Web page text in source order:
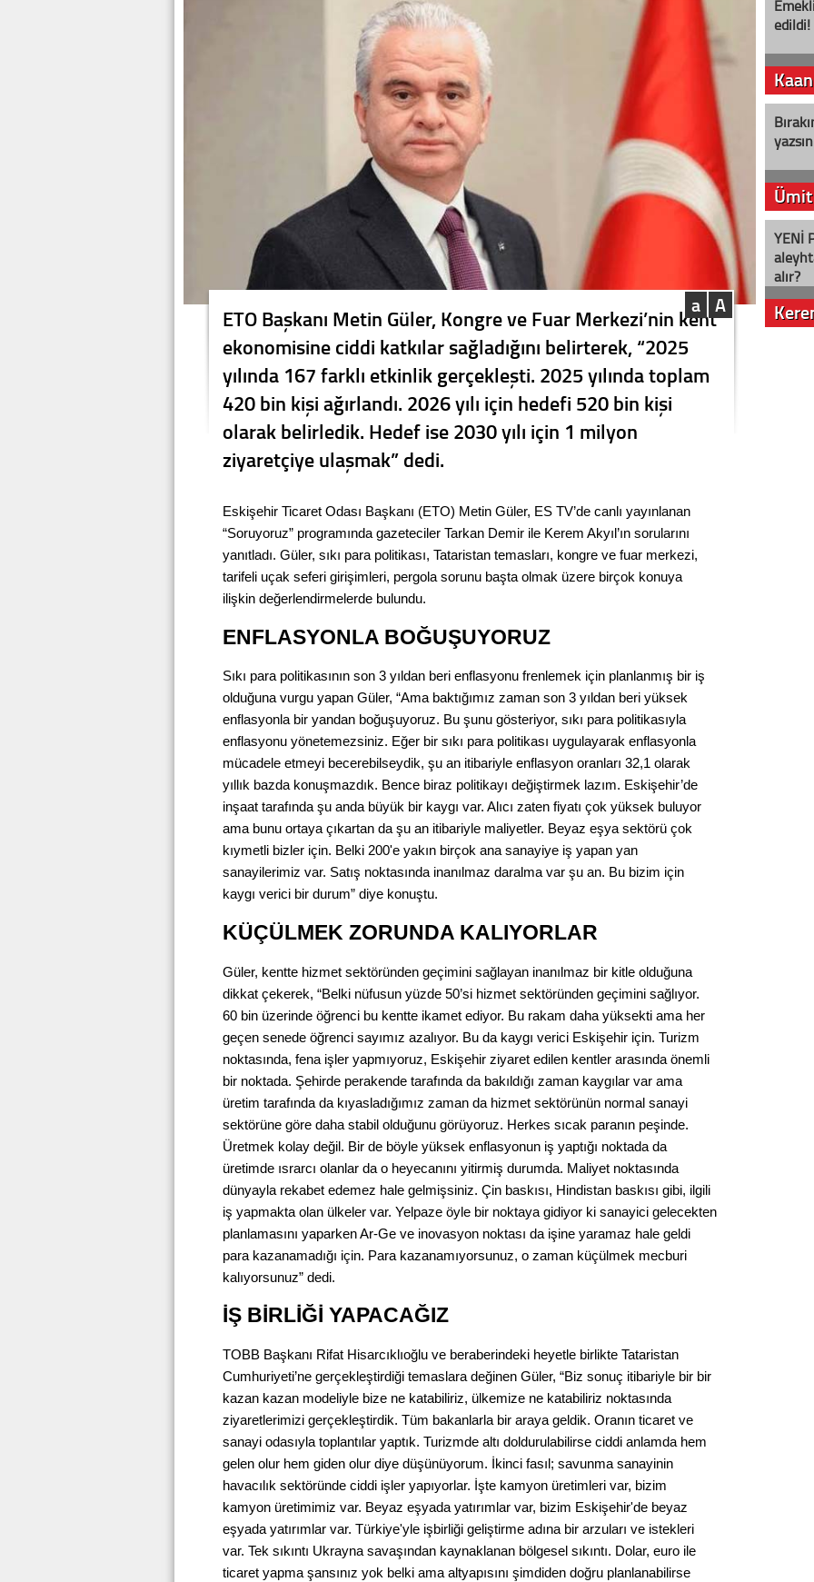
A
a
ETO Başkanı Metin Güler, Kongre ve Fuar Merkezi’nin kent
ekonomisine ciddi katkılar sağladığını belirterek, “2025
yılında 167 farklı etkinlik gerçekleşti. 2025 yılında toplam
420 bin kişi ağırlandı. 2026 yılı için hedefi 520 bin kişi
olarak belirledik. Hedef ise 2030 yılı için 1 milyon
ziyaretçiye ulaşmak” dedi.
Eskişehir Ticaret Odası Başkanı (ETO) Metin Güler, ES TV’de canlı yayınlanan
“Soruyoruz” programında gazeteciler Tarkan Demir ile Kerem Akyıl’ın sorularını
yanıtladı. Güler, sıkı para politikası, Tataristan temasları, kongre ve fuar merkezi,
tarifeli uçak seferi girişimleri, pergola sorunu başta olmak üzere birçok konuya
ilişkin değerlendirmelerde bulundu.
ENFLASYONLA BOĞUŞUYORUZ
Sıkı para politikasının son 3 yıldan beri enflasyonu frenlemek için planlanmış bir iş
olduğuna vurgu yapan Güler, “Ama baktığımız zaman son 3 yıldan beri yüksek
enflasyonla bir yandan boğuşuyoruz. Bu şunu gösteriyor, sıkı para politikasıyla
enflasyonu yönetemezsiniz. Eğer bir sıkı para politikası uygulayarak enflasyonla
mücadele etmeyi becerebilseydik, şu an itibariyle enflasyon oranları 32,1 olarak
yıllık bazda konuşmazdık. Bence biraz politikayı değiştirmek lazım. Eskişehir’de
inşaat tarafında şu anda büyük bir kaygı var. Alıcı zaten fiyatı çok yüksek buluyor
ama bunu ortaya çıkartan da şu an itibariyle maliyetler. Beyaz eşya sektörü çok
kıymetli bizler için. Belki 200'e yakın birçok ana sanayiye iş yapan yan
sanayilerimiz var. Satış noktasında inanılmaz daralma var şu an. Bu bizim için
kaygı verici bir durum” diye konuştu.
KÜÇÜLMEK ZORUNDA KALIYORLAR
Güler, kentte hizmet sektöründen geçimini sağlayan inanılmaz bir kitle olduğuna
dikkat çekerek, “Belki nüfusun yüzde 50’si hizmet sektöründen geçimini sağlıyor.
60 bin üzerinde öğrenci bu kentte ikamet ediyor. Bu rakam daha yüksekti ama her
geçen senede öğrenci sayımız azalıyor. Bu da kaygı verici Eskişehir için. Turizm
noktasında, fena işler yapmıyoruz, Eskişehir ziyaret edilen kentler arasında önemli
bir noktada. Şehirde perakende tarafında da bakıldığı zaman kaygılar var ama
üretim tarafında da kıyasladığımız zaman da hizmet sektörünün normal sanayi
sektörüne göre daha stabil olduğunu görüyoruz. Herkes sıcak paranın peşinde.
Üretmek kolay değil. Bir de böyle yüksek enflasyonun iş yaptığı noktada da
üretimde ısrarcı olanlar da o heyecanını yitirmiş durumda. Maliyet noktasında
dünyayla rekabet edemez hale gelmişsiniz. Çin baskısı, Hindistan baskısı gibi, ilgili
iş yapmakta olan ülkeler var. Yelpaze öyle bir noktaya gidiyor ki sanayici gelecekten
planlamasını yaparken Ar-Ge ve inovasyon noktası da işine yaramaz hale geldi
para kazanamadığı için. Para kazanamıyorsunuz, o zaman küçülmek mecburi
kalıyorsunuz” dedi.
İŞ BİRLİĞİ YAPACAĞIZ
TOBB Başkanı Rifat Hisarcıklıoğlu ve beraberindeki heyetle birlikte Tataristan
Cumhuriyeti’ne gerçekleştirdiği temaslara değinen Güler, “Biz sonuç itibariyle bir bir
kazan kazan modeliyle bize ne katabiliriz, ülkemize ne katabiliriz noktasında
ziyaretlerimizi gerçekleştirdik. Tüm bakanlarla bir araya geldik. Oranın ticaret ve
sanayi odasıyla toplantılar yaptık. Turizmde altı doldurulabilirse ciddi anlamda hem
gelen olur hem giden olur diye düşünüyorum. İkinci fasıl; savunma sanayinin
havacılık sektöründe ciddi işler yapıyorlar. İşte kamyon üretimleri var, bizim
kamyon üretimimiz var. Beyaz eşyada yatırımlar var, bizim Eskişehir'de beyaz
eşyada yatırımlar var. Türkiye'yle işbirliği geliştirme adına bir arzuları ve istekleri
var. Tek sıkıntı Ukrayna savaşından kaynaklanan bölgesel sıkıntı. Dolar, euro ile
ticaret yapma şansınız yok belki ama altyapısını şimdiden doğru planlanabilirse
edildi!
yazsın
YENİ
alır?